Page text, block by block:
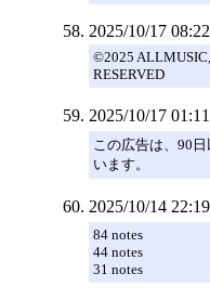
2025/10/17
©2025
RESERVED
2025/10/17
この広告は、90
います。
2025/10/14
84 notes
44 notes
31 notes